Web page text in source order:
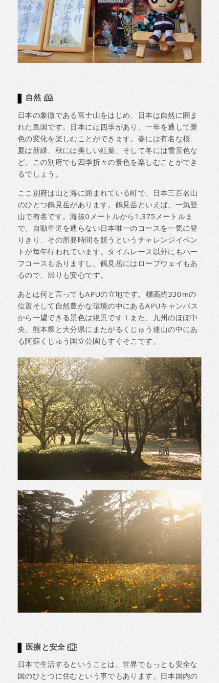
自然
日本の象徴である富士山をはじめ、日本は自然に囲ま
れた島国です。日本には四季があり、一年を通して景
色の変化を楽しむことができます。春には有名な桜、
夏は新緑、秋には美しい紅葉、そして冬には雪景色な
ど、この別府でも四季折々の景色を楽しむことができ
るでしょう。
ここ別府は山と海に囲まれている町で、日本三百名山
のひとつ鶴見岳があります。鶴見岳といえば、一気登
山で有名です。海抜0メートルから1,375メートルま
で、自動車道を通らない日本唯一のコースを一気に登
りきり、その所要時間を競うというチャレンジイベン
トが毎年行われています。タイムレース以外にもハー
フコースもありますし、鶴見岳にはロープウェイもあ
るので、帰りも安心です。
あとは何と言ってもAPUの立地です。標高約330mの
位置そして自然豊かな環境の中にあるAPUキャンパス
から一望できる景色は絶景です！また、九州のほぼ中
央、熊本県と大分県にまたがるくじゅう連山の中にあ
る阿蘇くじゅう国立公園もすぐそこです。
医療と安全
日本で生活するということは、世界でもっとも安全な
国のひとつに住むという事でもあります。日本国内の